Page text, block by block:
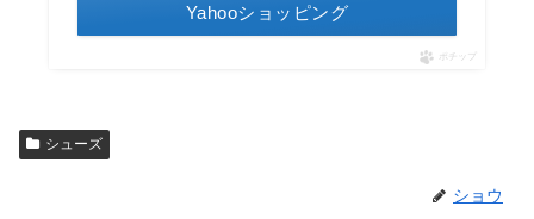
Yahooショッピング
ポチップ
シューズ
ショウ